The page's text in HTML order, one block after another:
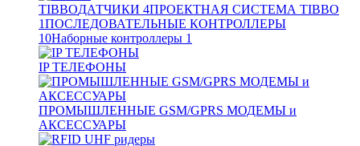
TIBBOДАТЧИКИ 4ПРОЕКТНАЯ СИСТЕМА TIBBO
1ПОСЛЕДОВАТЕЛЬНЫЕ КОНТРОЛЛЕРЫ
10Наборные контроллеры 1
IP ТЕЛЕФОНЫ
ПРОМЫШЛЕННЫЕ GSM/GPRS МОДЕМЫ и
АКСЕССУАРЫ